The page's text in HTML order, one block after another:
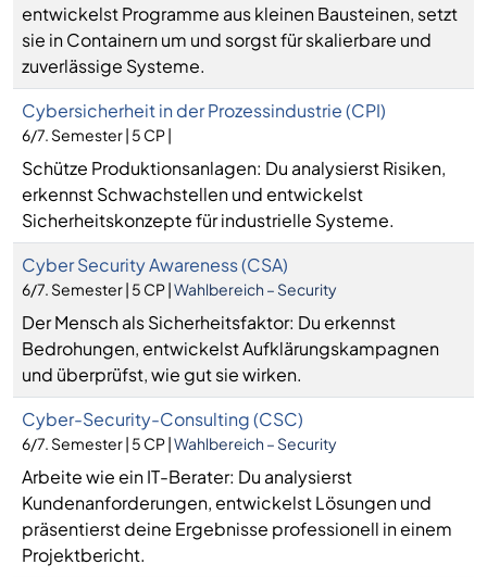
entwickelst Programme aus kleinen Bausteinen, setzt
sie in Containern um und sorgst für skalierbare und
zuverlässige Systeme.
Cybersicherheit in der Prozessindustrie (CPI)
6/7. Semester | 5 CP |
Schütze Produktionsanlagen: Du analysierst Risiken,
erkennst Schwachstellen und entwickelst
Sicherheitskonzepte für industrielle Systeme.
Cyber Security Awareness (CSA)
6/7. Semester | 5 CP |Wahlbereich – Security
Der Mensch als Sicherheitsfaktor: Du erkennst
Bedrohungen, entwickelst Aufklärungskampagnen
und überprüfst, wie gut sie wirken.
Cyber-Security-Consulting (CSC)
6/7. Semester | 5 CP |Wahlbereich – Security
Arbeite wie ein IT-Berater: Du analysierst
Kundenanforderungen, entwickelst Lösungen und
präsentierst deine Ergebnisse professionell in einem
Projektbericht.